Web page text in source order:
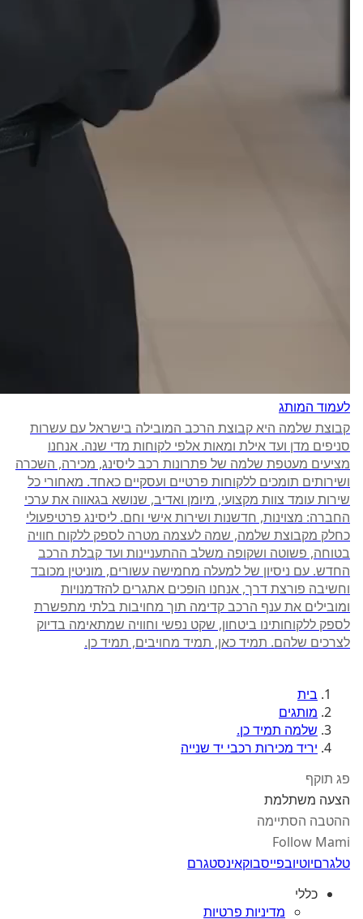
לעמוד המותג
קבוצת שלמה היא קבוצת הרכב המובילה בישראל עם עשרות
סניפים מדן ועד אילת ומאות אלפי לקוחות מדי שנה. אנחנו
מציעים מעטפת שלמה של פתרונות רכב ליסינג, מכירה, השכרה
ושירותים תומכים ללקוחות פרטיים ועסקיים כאחד. מאחורי כל
שירות עומד צוות מקצועי, מיומן ואדיב, שנושא בגאווה את ערכי
החברה: מצוינות, חדשנות ושירות אישי וחם. ליסינג פרטיפעולי
כחלק מקבוצת שלמה, שמה לעצמה מטרה לספק ללקוח חוויה
בטוחה, פשוטה ושקופה משלב ההתעניינות ועד קבלת הרכב
החדש. עם ניסיון של למעלה מחמישה עשורים, מוניטין מכובד
וחשיבה פורצת דרך, אנחנו הופכים אתגרים להזדמנויות
ומובילים את ענף הרכב קדימה תוך מחויבות בלתי מתפשרת
לספק ללקוחותינו ביטחון, שקט נפשי וחוויה שמתאימה בדיוק
לצרכים שלהם. תמיד כאן, תמיד מחויבים, תמיד כן.
בית
מותגים
שלמה תמיד כן.
יריד מכירות רכבי יד שנייה
פג תוקף
הצעה משתלמת
ההטבה הסתיימה
Follow Mami
טלגרםיוטיובפייסבוקאינסטגרם
כללי
מדיניות פרטיות